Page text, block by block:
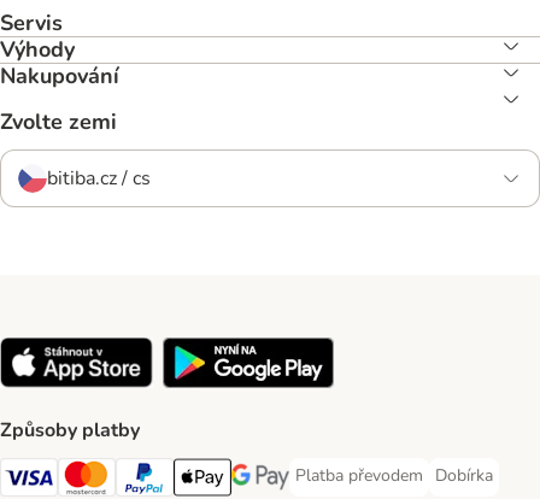
Servis
Výhody
Nakupování
Zvolte zemi
bitiba.cz / cs
Způsoby platby
Visa Payment Method
mastercard Payment Method
PayPal Payment Method
Apple pay Payment Method
Google Pay Payment Method
Platba převodem
Platba převodem Payment
Dobírka
Dobírka